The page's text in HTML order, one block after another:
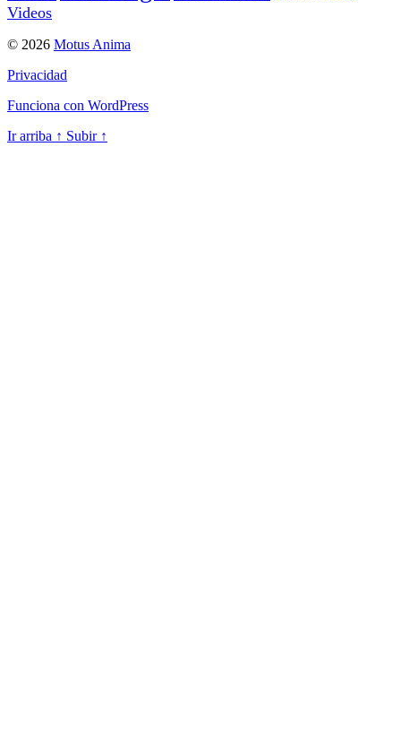
Videos
© 2026 Motus Anima
Privacidad
Funciona con WordPress
Ir arriba ↑ Subir ↑